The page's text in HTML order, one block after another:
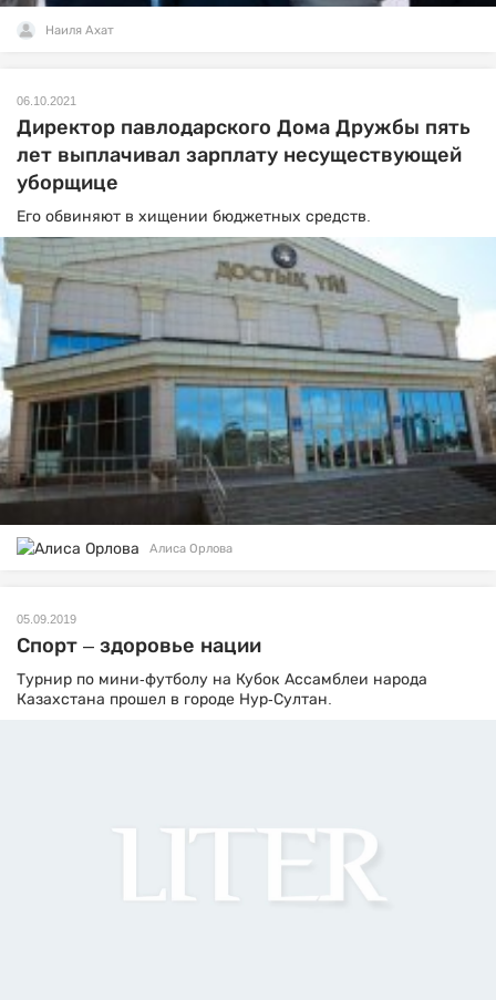
Наиля Ахат
06.10.2021
Директор павлодарского Дома Дружбы пять
лет выплачивал зарплату несуществующей
уборщице
Его обвиняют в хищении бюджетных средств.
Алиса Орлова
05.09.2019
Спорт – здоровье нации
Турнир по мини-футболу на Кубок Ассамблеи народа
Казахстана прошел в городе Нур-Султан.